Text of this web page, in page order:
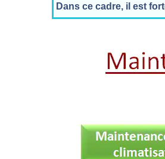
Dans ce cadre, il est